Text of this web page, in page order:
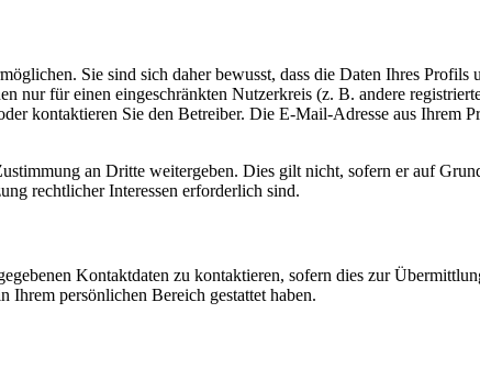
Sie sind sich daher bewusst, dass die Daten Ihres
nur für einen eingeschränkten Nutzerkreis (z. B. andere
kontaktieren Sie den Betreiber. Die E-Mail-Adresse aus
an Dritte weitergeben. Dies gilt nicht, sofern er auf
rechtlicher Interessen erforderlich sind.
Kontaktdaten zu kontaktieren, sofern dies zur
Ihrem persönlichen Bereich gestattet haben.